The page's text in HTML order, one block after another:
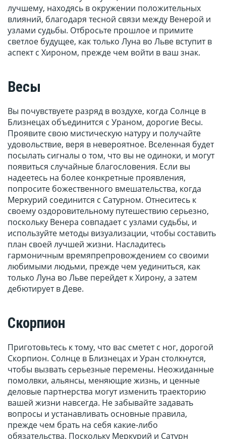
лучшему, находясь в окружении положительных
влияний, благодаря тесной связи между Венерой и
узлами судьбы. Отбросьте прошлое и примите
светлое будущее, как только Луна во Льве вступит в
аспект с Хироном, прежде чем войти в ваш знак.
Весы
Вы почувствуете разряд в воздухе, когда Солнце в
Близнецах объединится с Ураном, дорогие Весы.
Проявите свою мистическую натуру и получайте
удовольствие, веря в невероятное. Вселенная будет
посылать сигналы о том, что вы не одиноки, и могут
появиться случайные благословения. Если вы
надеетесь на более конкретные проявления,
попросите божественного вмешательства, когда
Меркурий соединится с Сатурном. Отнеситесь к
своему оздоровительному путешествию серьезно,
поскольку Венера совпадает с узлами судьбы, и
используйте методы визуализации, чтобы составить
план своей лучшей жизни. Насладитесь
гармоничным времяпрепровождением со своими
любимыми людьми, прежде чем уединиться, как
только Луна во Льве перейдет к Хирону, а затем
дебютирует в Деве.
Скорпион
Приготовьтесь к тому, что вас сметет с ног, дорогой
Скорпион. Солнце в Близнецах и Уран столкнутся,
чтобы вызвать серьезные перемены. Неожиданные
помолвки, альянсы, меняющие жизнь, и ценные
деловые партнерства могут изменить траекторию
вашей жизни навсегда. Не забывайте задавать
вопросы и устанавливать основные правила,
прежде чем брать на себя какие-либо
обязательства. Поскольку Меркурий и Сатурн